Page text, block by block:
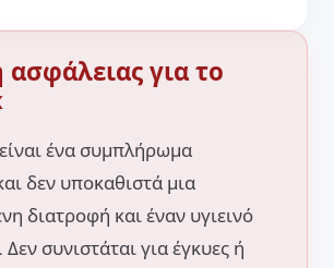
για το
ένα συμπλήρωμα
δεν υποκαθιστά μια
διατροφή και έναν υγιεινό
συνιστάται για έγκυες ή